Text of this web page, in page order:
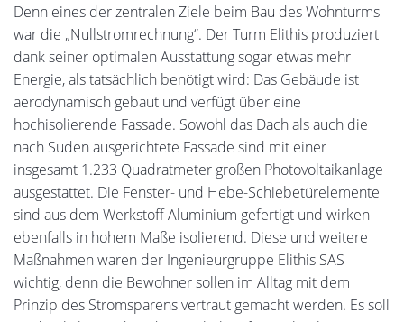
Denn eines der zentralen Ziele beim Bau des Wohnturms
war die „Nullstromrechnung“. Der Turm Elithis produziert
dank seiner optimalen Ausstattung sogar etwas mehr
Energie, als tatsächlich benötigt wird: Das Gebäude ist
aerodynamisch gebaut und verfügt über eine
hochisolierende Fassade. Sowohl das Dach als auch die
nach Süden ausgerichtete Fassade sind mit einer
insgesamt 1.233 Quadratmeter großen Photovoltaikanlage
ausgestattet. Die Fenster- und Hebe-Schiebetürelemente
sind aus dem Werkstoff Aluminium gefertigt und wirken
ebenfalls in hohem Maße isolierend. Diese und weitere
Maßnahmen waren der Ingenieurgruppe Elithis SAS
wichtig, denn die Bewohner sollen im Alltag mit dem
Prinzip des Stromsparens vertraut gemacht werden. Es soll